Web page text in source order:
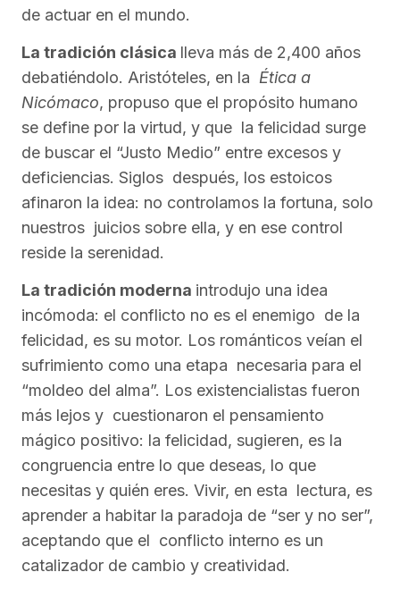
de actuar en el mundo.
La tradición clásica lleva más de 2,400 años
debatiéndolo. Aristóteles, en la Ética a
Nicómaco, propuso que el propósito humano
se define por la virtud, y que la felicidad surge
de buscar el “Justo Medio” entre excesos y
deficiencias. Siglos después, los estoicos
afinaron la idea: no controlamos la fortuna, solo
nuestros juicios sobre ella, y en ese control
reside la serenidad.
La tradición moderna introdujo una idea
incómoda: el conflicto no es el enemigo de la
felicidad, es su motor. Los románticos veían el
sufrimiento como una etapa necesaria para el
“moldeo del alma”. Los existencialistas fueron
más lejos y cuestionaron el pensamiento
mágico positivo: la felicidad, sugieren, es la
congruencia entre lo que deseas, lo que
necesitas y quién eres. Vivir, en esta lectura, es
aprender a habitar la paradoja de “ser y no ser”,
aceptando que el conflicto interno es un
catalizador de cambio y creatividad.